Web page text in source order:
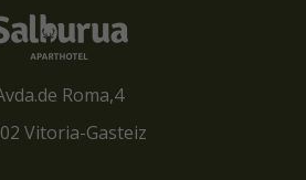
Roma,4
Vitoria-Gasteiz